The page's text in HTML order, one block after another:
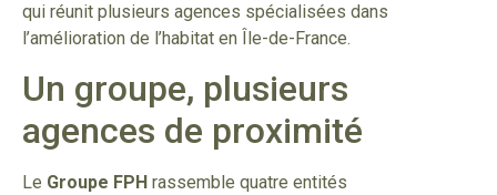
qui réunit plusieurs agences spécialisées dans
l’amélioration de l’habitat en Île-de-France.
Un groupe, plusieurs
agences de proximité
Le Groupe FPH rassemble quatre entités